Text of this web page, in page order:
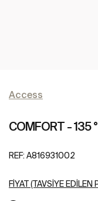
Access
COMFORT - 135
REF: A816931002
FIYAT (TAVSIYE EDILEN